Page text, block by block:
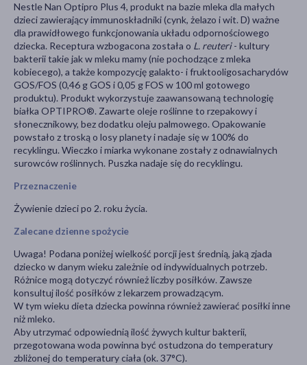
Nestle Nan Optipro Plus 4, produkt na bazie mleka dla małych
dzieci zawierający immunoskładniki (cynk, żelazo i wit. D) ważne
dla prawidłowego funkcjonowania układu odpornościowego
dziecka. Receptura wzbogacona została o L. reuteri- kultury
bakterii takie jak w mleku mamy (nie pochodzące z mleka
kobiecego), a także kompozycję galakto- i fruktooligosacharydów
GOS/FOS (0,46 g GOS i 0,05 g FOS w 100 ml gotowego
produktu). Produkt wykorzystuje zaawansowaną technologię
białka OPTIPRO®. Zawarte oleje roślinne to rzepakowy i
słonecznikowy, bez dodatku oleju palmowego. Opakowanie
powstało z troską o losy planety i nadaje się w 100% do
recyklingu. Wieczko i miarka wykonane zostały z odnawialnych
surowców roślinnych. Puszka nadaje się do recyklingu.
Przeznaczenie
Żywienie dzieci po 2. roku życia.
Zalecane dzienne spożycie
Uwaga! Podana poniżej wielkość porcji jest średnią, jaką zjada
dziecko w danym wieku zależnie od indywidualnych potrzeb.
Różnice mogą dotyczyć również liczby posiłków. Zawsze
konsultuj ilość posiłków z lekarzem prowadzącym.
W tym wieku dieta dziecka powinna również zawierać posiłki inne
niż mleko.
Aby utrzymać odpowiednią ilość żywych kultur bakterii,
przegotowana woda powinna być ostudzona do temperatury
zbliżonej do temperatury ciała (ok. 37°C).